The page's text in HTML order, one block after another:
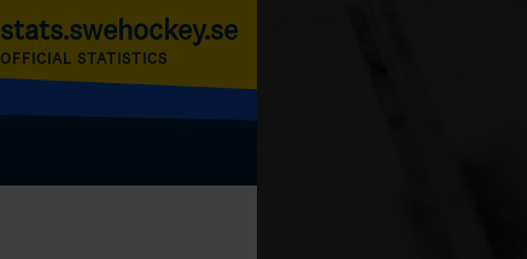
stats.swehockey.se
OFFICIAL STATISTICS